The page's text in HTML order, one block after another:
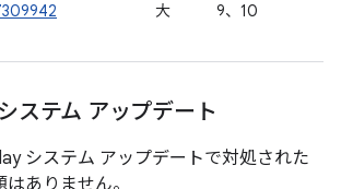
大
9、10
ステム アップデート
システム アップデートで対処された
ありません。